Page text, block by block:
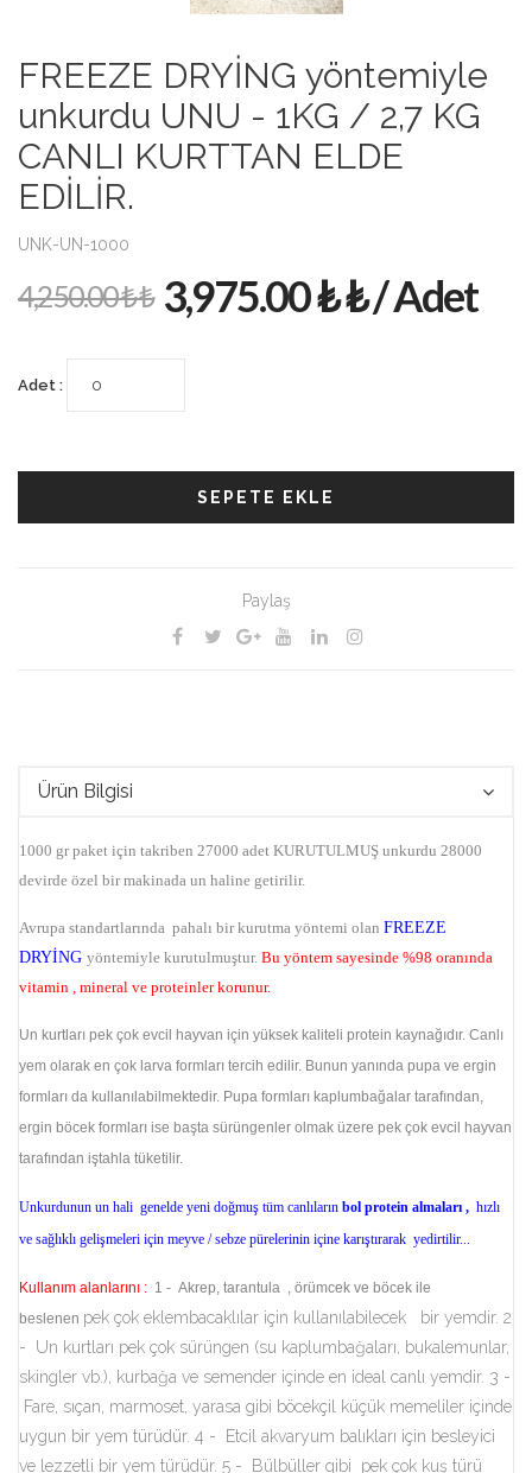
FREEZE DRYİNG yöntemiyle
unkurdu UNU - 1KG / 2,7 KG
CANLI KURTTAN ELDE
EDİLİR.
UNK-UN-1000
4,250.00 ₺ ₺ 3,975.00 ₺ ₺ / Adet
Adet :
SEPETE EKLE
Paylaş
Ürün Bilgisi
1000 gr paket için takriben 27000 adet KURUTULMUŞ unkurdu 28000
devirde özel bir makinada un haline getirilir.
Avrupa standartlarında pahalı bir kurutma yöntemi olan FREEZE
DRYİNG yöntemiyle kurutulmuştur. Bu yöntem sayesinde %98 oranında
vitamin , mineral ve proteinler korunur.
Un kurtları pek çok evcil hayvan için yüksek kaliteli protein kaynağıdır. Canlı
yem olarak en çok larva formları tercih edilir. Bunun yanında pupa ve ergin
formları da kullanılabilmektedir. Pupa formları kaplumbağalar tarafından,
ergin böcek formları ise başta sürüngenler olmak üzere pek çok evcil hayvan
tarafından iştahla tüketilir.
Unkurdunun un hali genelde yeni doğmuş tüm canlıların bol protein almaları , hızlı
ve sağlıklı gelişmeleri için meyve /sebze pürelerinin içine karıştırarak yedirtilir...
Kullanım alanlarını : 1 - Akrep, tarantula , örümcek ve böcek ile
beslenen pek çok eklembacaklılar için kullanılabilecek bir yemdir. 2
- Un kurtları pek çok sürüngen (su kaplumbağaları, bukalemunlar,
skingler vb.), kurbağa ve semender içinde en ideal canlı yemdir. 3 -
Fare, sıçan, marmoset, yarasa gibi böcekçil küçük memeliler içinde
uygun bir yem türüdür. 4 - Etcil akvaryum balıkları için besleyici
ve lezzetli bir yem türüdür. 5 - Bülbüller gibi pek çok kuş türü